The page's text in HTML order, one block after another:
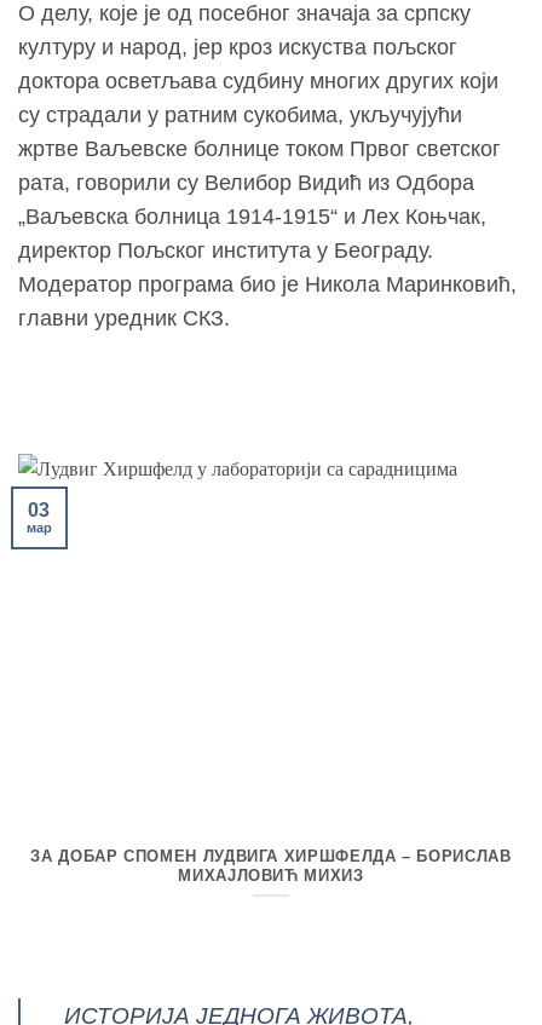
О делу, које је од посебног значаја за српску
културу и народ, јер кроз искуства пољског
доктора осветљава судбину многих других који
су страдали у ратним сукобима, укључујући
жртве Ваљевске болнице током Првог светског
рата, говорили су Велибор Видић из Одбора
„Ваљевска болница 1914-1915“ и Лех Коњчак,
директор Пољског института у Београду.
Модератор програма био је Никола Маринковић,
главни уредник СКЗ.
ЗА ДОБАР СПОМЕН ЛУДВИГА ХИРШФЕЛДА – БОРИСЛАВ
МИХАЈЛОВИЋ МИХИЗ
03
мар
ИСТОРИЈА ЈЕДНОГА ЖИВОТА,